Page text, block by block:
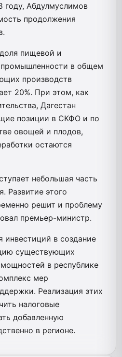
году, Абдулмуслимов
продолжения
пищевой и
в общем
производств
20%. При этом, как
Дагестан
позиции в СКФО и по
овощей и плодов,
остаются
небольшая часть
Развитие этого
решит и проблему
премьер-министр.
инвестиций в создание
существующих
в республике
мер
Реализация этих
налоговые
добавленную
в регионе.